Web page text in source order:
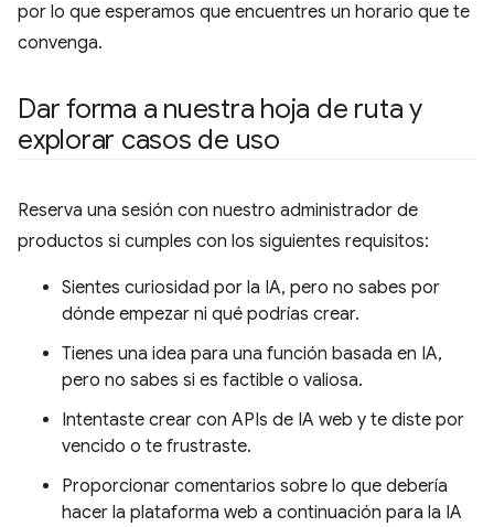
por lo que esperamos que encuentres un horario que te
convenga.
Dar forma a nuestra hoja de ruta y
explorar casos de uso
Reserva una sesión con nuestro administrador de
productos si cumples con los siguientes requisitos:
Sientes curiosidad por la IA, pero no sabes por
dónde empezar ni qué podrías crear.
Tienes una idea para una función basada en IA,
pero no sabes si es factible o valiosa.
Intentaste crear con APIs de IA web y te diste por
vencido o te frustraste.
Proporcionar comentarios sobre lo que debería
hacer la plataforma web a continuación para la IA